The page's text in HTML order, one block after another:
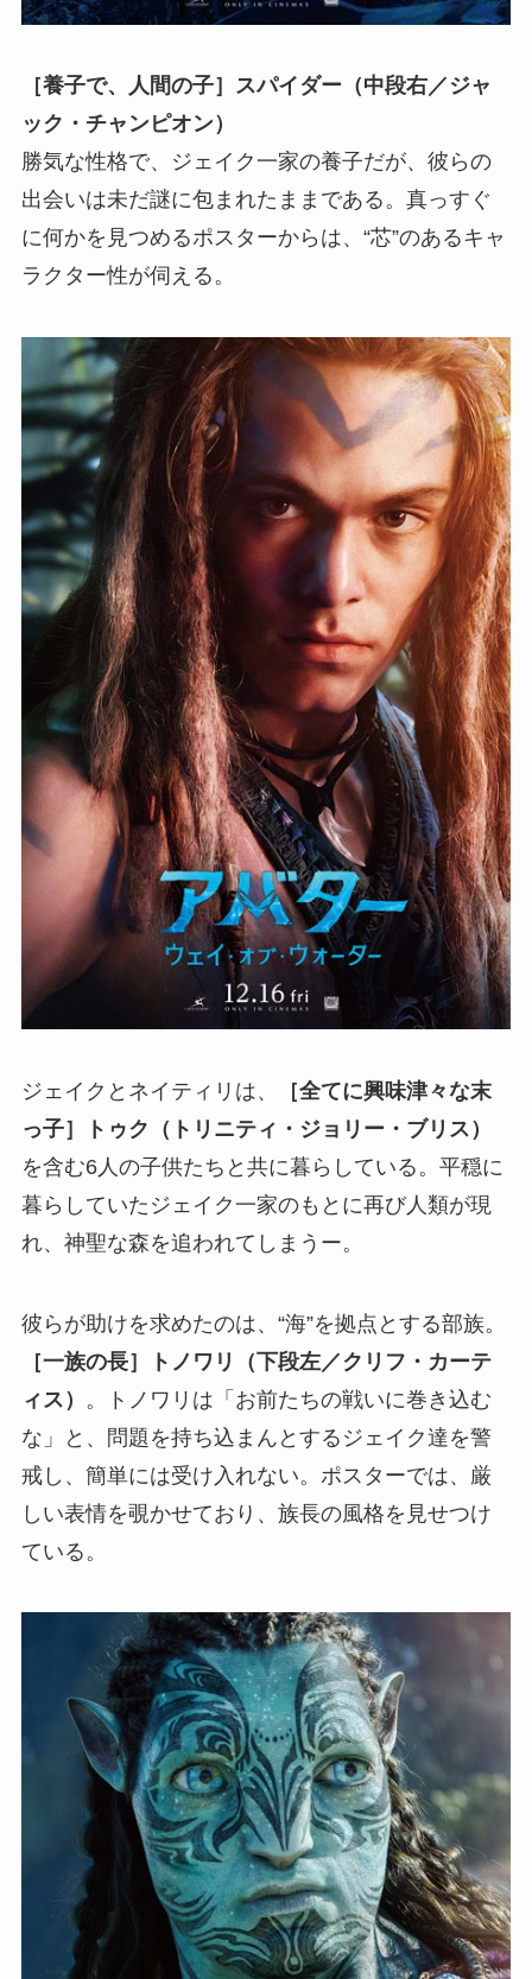
［養子で、人間の子］スパイダー（中段右／ジャ
ック・チャンピオン）
勝気な性格で、ジェイク一家の養子だが、彼らの
出会いは未だ謎に包まれたままである。真っすぐ
に何かを見つめるポスターからは、“芯”のあるキャ
ラクター性が伺える。
ジェイクとネイティリは、
［全てに興味津々な末
っ子］トゥク（トリニティ・ジョリー・ブリス）
を含む6人の子供たちと共に暮らしている。平穏に
暮らしていたジェイク一家のもとに再び人類が現
れ、神聖な森を追われてしまうー。
彼らが助けを求めたのは、“海”を拠点とする部族。
［一族の長］トノワリ（下段左／クリフ・カーテ
ィス）
。トノワリは「お前たちの戦いに巻き込む
な」と、問題を持ち込まんとするジェイク達を警
戒し、簡単には受け入れない。ポスターでは、厳
しい表情を覗かせており、族長の風格を見せつけ
ている。